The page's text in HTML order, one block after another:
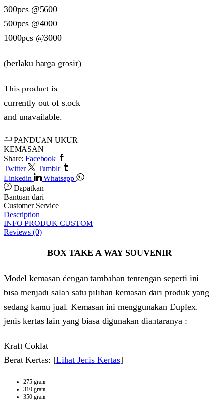
300pcs @5600
500pcs @4000
1000pcs @3000
(berlaku harga grosir)
This product is
currently out of stock
and unavailable.
PANDUAN UKUR
KEMASAN
Share: Facebook
Twitter
Tumblr
Linkedin
Whatsapp
Dapatkan
Bantuan dari
Customer Service
Description
INFO PRODUK CUSTOM
Reviews (0)
BOX TAKE A WAY SOUVENIR
Model kemasan dengan tambahan tentengan seperti ini
bisa menjadi salah satu pilihan kemasan dari produk yang
sedang kamu jual. Kemasan ini menggunakan Duplex.
jenis kertas lain yang biasa digunakan diantaranya :
Kraft Coklat
Berat Kertas: [Lihat Jenis Kertas]
275 gram
310 gram
350 gram